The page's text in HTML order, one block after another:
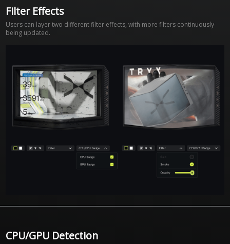
Filter Effects
Users can layer two different filter effects, with more filters continuously
being updated.
CPU/GPU Detection